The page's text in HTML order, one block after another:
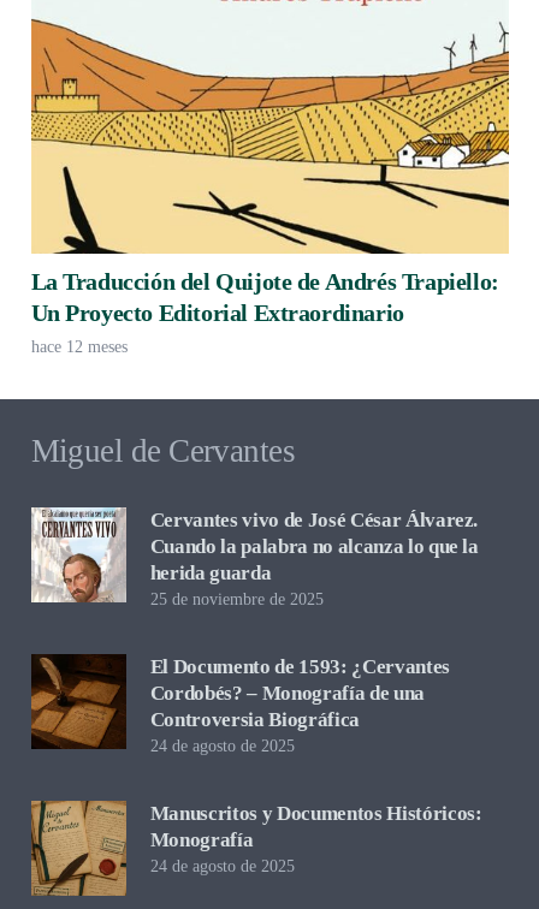
La Traducción del Quijote de Andrés Trapiello:
Un Proyecto Editorial Extraordinario
hace 12 meses
Miguel de Cervantes
Cervantes vivo de José César Álvarez.
Cuando la palabra no alcanza lo que la
herida guarda
25 de noviembre de 2025
El Documento de 1593: ¿Cervantes
Cordobés? – Monografía de una
Controversia Biográfica
24 de agosto de 2025
Manuscritos y Documentos Históricos:
Monografía
24 de agosto de 2025